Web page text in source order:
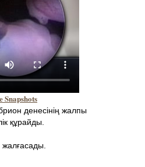
Snapshots
денесінің жалпы
құрайды.